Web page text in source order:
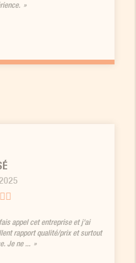
appel cet entreprise et j'ai
rapport qualité/prix et surtout
Je ne ...